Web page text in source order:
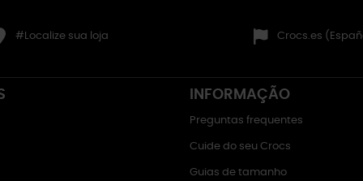
#Localize sua loja Crocs.es
INFORMAÇÃO
Preguntas frequentes
Cuide do seu Crocs
Guias de tamanho